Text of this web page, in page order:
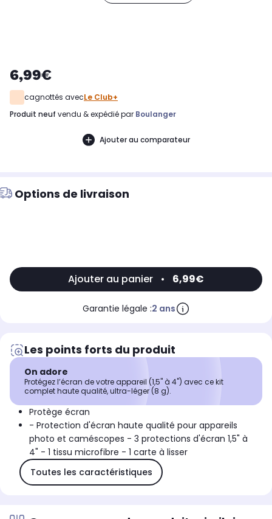
6,99€
cagnottés avecLe Club+
produit neuf vendu & expédié par Boulanger
Ajouter au comparateur
Options de livraison
Ajouter au panier • 6,99€
Garantie légale :2 ans
Les points forts du produit
On adore
Protégez l’écran de votre appareil (1,5" à 4") avec ce kit
complet haute qualité, ultra-léger (8 g).
Protège écran
- Protection d'écran haute qualité pour appareils
photo et caméscopes - 3 protections d'écran 1,5" à
4" - 1 tissu microfibre - 1 carte à lisser
Toutes les caractéristiques